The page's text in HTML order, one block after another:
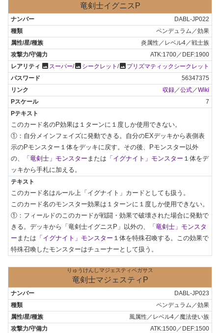
竜剣士イグニスP
DABL-JP022
ペンデュラム／効果
炎属性／レベル4／戦士族
ATK:1700／DEF:1900
photo スーパー/photo シークレット /photo プリズマティックシークレット
56347375
収録／公式／Wiki
7
このカード名のP効果は１ターンに１度しか使用できない。
①：自分メインフェイズに発動できる。自分のEXデッキから表側表
示のPモンスター１体をデッキに戻す。その後、Pモンスター以外
の、
「竜剣士」モンスター または 「イグナイト」モンスター １体をデ
ッキから手札に加える。
このカード名はルール上「イグナイト」カードとしても扱う。
このカード名のモンスター効果は１ターンに１度しか使用できない。
①：フィールドのこのカードが戦闘・効果で破壊された場合に発動で
きる。デッキから「竜剣士イグニスP」以外の、
「竜剣士」モンスタ
ー または 「イグナイト」モンスター １体を特殊召喚する。この効果で
特殊召喚したモンスターはチューナーとして扱う。
りゅうけんしマジェスティペガサス
竜剣士マジェスティP
DABL-JP023
ペンデュラム／効果
風属性／レベル4／魔法使い族
ATK:1500／DEF:1500